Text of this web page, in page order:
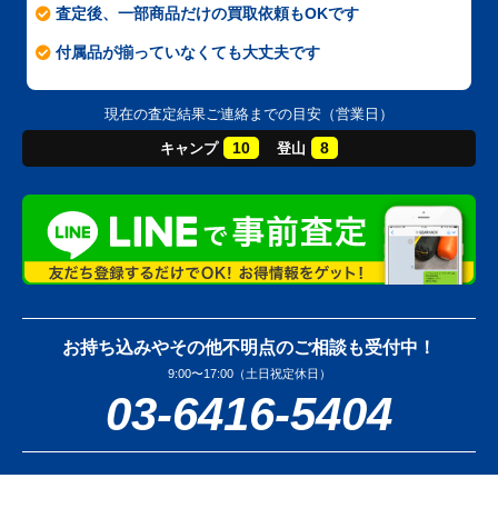
査定後、一部商品だけの買取依頼もOKです
付属品が揃っていなくても大丈夫です
現在の査定結果ご連絡までの目安（営業日）
キャンプ 10 登山 8
お持ち込みやその他不明点のご相談も受付中！
9:00〜17:00（土日祝定休日）
03-6416-5404